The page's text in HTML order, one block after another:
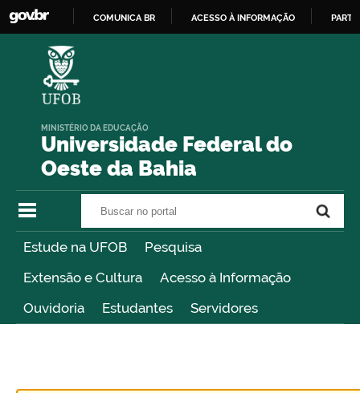
COMUNICA BR ACESSO À INFORMAÇÃO
Universidade Federal do
Oeste da Bahia
MINISTÉRIO DA EDUCAÇÃO
Estude na UFOB
Pesquisa
Extensão e Cultura
Acesso à Informação
Ouvidoria
Estudantes Servidores